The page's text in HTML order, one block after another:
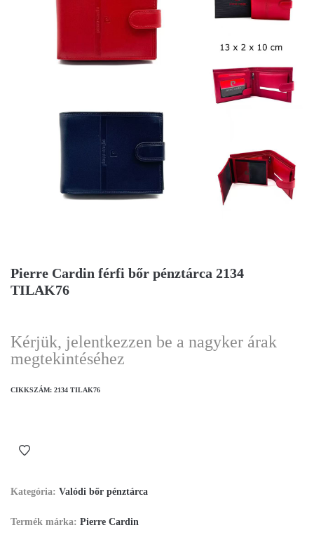
Pierre Cardin férfi bőr pénztárca 2134
TILAK76
Kérjük, jelentkezzen be a nagyker árak
megtekintéséhez
CIKKSZÁM: 2134 TILAK76
Kategória: Valódi bőr pénztárca
Termék márka: Pierre Cardin